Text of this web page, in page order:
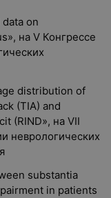
on
на V Конгрессе
distribution of
(TIA) and
(RIND», на VII
неврологических
substantia
in patients